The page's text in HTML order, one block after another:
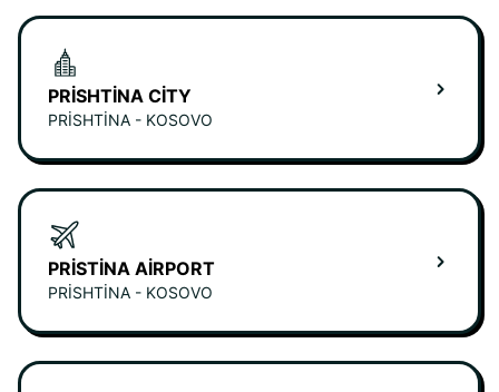
PRISHTINA CITY
PRISHTINA - KOSOVO
PRISTINA AIRPORT
PRISHTINA - KOSOVO